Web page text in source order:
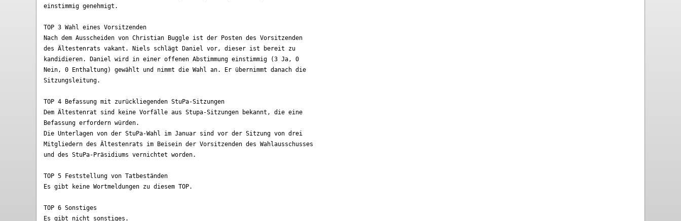
einstimmig genehmigt.
TOP 3 Wahl eines Vorsitzenden
Nach dem Ausscheiden von Christian Buggle ist der Posten des Vorsitzenden
des Ältestenrats vakant. Niels schlägt Daniel vor, dieser ist bereit zu
kandidieren. Daniel wird in einer offenen Abstimmung einstimmig (3 Ja, 0
Nein, 0 Enthaltung) gewählt und nimmt die Wahl an. Er übernimmt danach die
Sitzungsleitung.
TOP 4 Befassung mit zurückliegenden StuPa-Sitzungen
Dem Ältestenrat sind keine Vorfälle aus Stupa-Sitzungen bekannt, die eine
Befassung erfordern würden.
Die Unterlagen von der StuPa-Wahl im Januar sind vor der Sitzung von drei
Mitgliedern des Ältestenrats im Beisein der Vorsitzenden des Wahlausschusses
und des StuPa-Präsidiums vernichtet worden.
TOP 5 Feststellung von Tatbeständen
Es gibt keine Wortmeldungen zu diesem TOP.
TOP 6 Sonstiges
Es gibt nicht sonstiges.